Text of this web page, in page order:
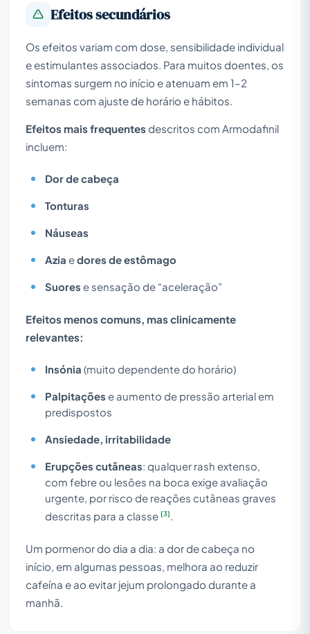
Efeitos secundários
Os efeitos variam com dose, sensibilidade individual
e estimulantes associados. Para muitos doentes, os
sintomas surgem no início e atenuam em 1–2
semanas com ajuste de horário e hábitos.
Efeitos mais frequentes descritos com Armodafinil
incluem:
Dor de cabeça
Tonturas
Náuseas
Azia edores de estômago
Suores e sensação de “aceleração”
Efeitos menos comuns, mas clinicamente
relevantes:
Insónia (muito dependente do horário)
Palpitações e aumento de pressão arterial em
predispostos
Ansiedade, irritabilidade
Erupções cutâneas: qualquer rash extenso,
com febre ou lesões na boca exige avaliação
urgente, por risco de reações cutâneas graves
descritas para a classe [3].
Um pormenor do dia a dia: a dor de cabeça no
início, em algumas pessoas, melhora ao reduzir
cafeína e ao evitar jejum prolongado durante a
manhã.